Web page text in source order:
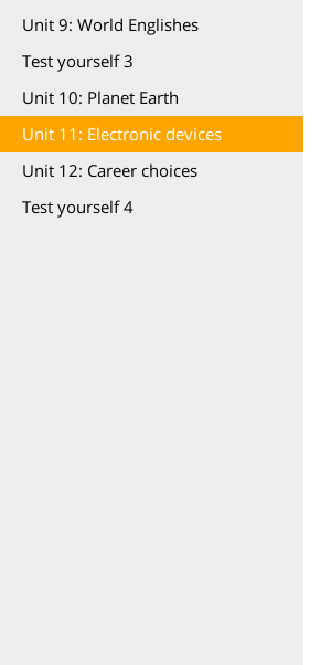
Unit 9: World Englishes
Test yourself 3
Unit 10: Planet Earth
Unit 11: Electronic devices
Unit 12: Career choices
Test yourself 4